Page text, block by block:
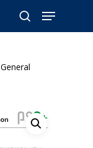
Menu
General